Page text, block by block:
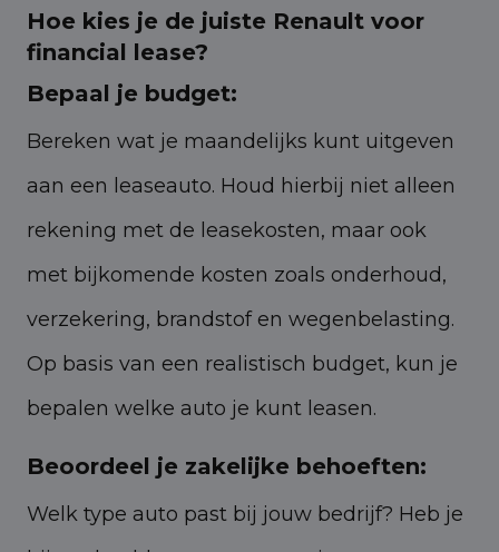
Hoe kies je de juiste Renault voor
financial lease?
Bepaal je budget:
Bereken wat je maandelijks kunt uitgeven
aan een leaseauto. Houd hierbij niet alleen
rekening met de leasekosten, maar ook
met bijkomende kosten zoals onderhoud,
verzekering, brandstof en wegenbelasting.
Op basis van een realistisch budget, kun je
bepalen welke auto je kunt leasen.
Beoordeel je zakelijke behoeften:
Welk type auto past bij jouw bedrijf? Heb je